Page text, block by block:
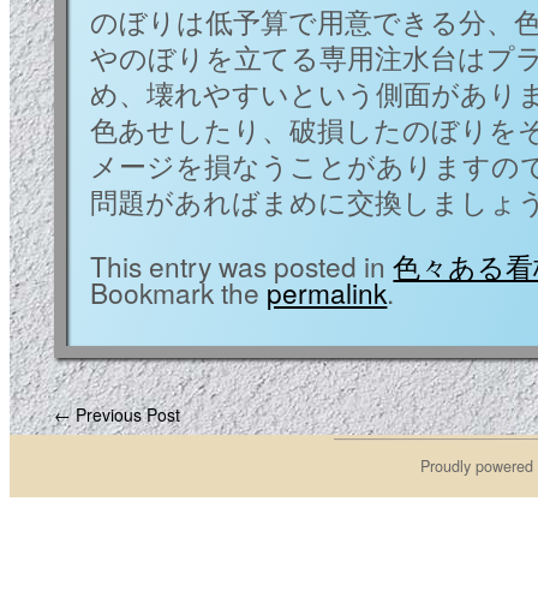
のぼりは低予算で用意できる分、
やのぼりを立てる専用注水台はプ
め、壊れやすいという側面があり
色あせしたり、破損したのぼりを
メージを損なうことがありますの
問題があればまめに交換しましょ
This entry was posted in色々ある
Bookmark the permalink.
← Previous Post
Proudly